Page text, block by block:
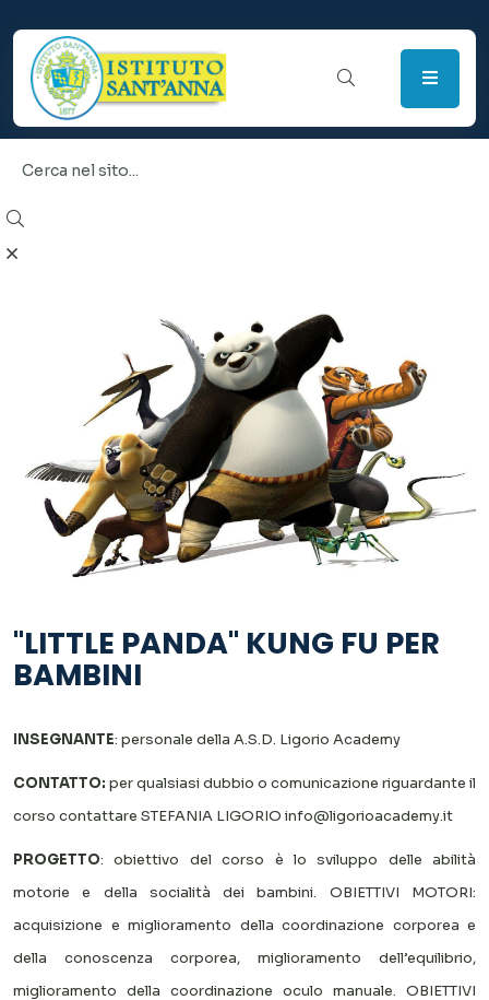
"LITTLE PANDA" KUNG FU PER
BAMBINI
INSEGNANTE: personale della A.S.D. Ligorio Academy
CONTATTO: per qualsiasi dubbio o comunicazione riguardante il
corso contattare STEFANIA LIGORIO info@ligorioacademy.it
PROGETTO: obiettivo del corso è lo sviluppo delle abilità
motorie e della socialità dei bambini. OBIETTIVI MOTORI:
acquisizione e miglioramento della coordinazione corporea e
della conoscenza corporea, miglioramento dell’equilibrio,
miglioramento della coordinazione oculo manuale. OBIETTIVI